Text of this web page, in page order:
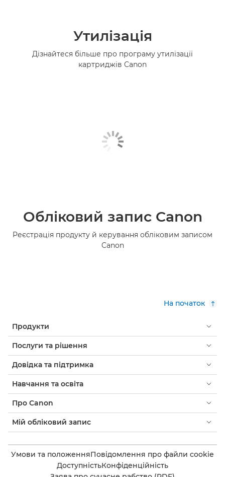
Утилізація
Дізнайтеся більше про програму утилізації
картриджів Canon
Обліковий запис Canon
Реєстрація продукту й керування обліковим записом
Canon
На початок
Продукти
Послуги та рішення
Довідка та підтримка
Навчання та освіта
Про Canon
Мій обліковий запис
Умови та положенняПовідомлення про файли cookie
ДоступністьКонфіденційність